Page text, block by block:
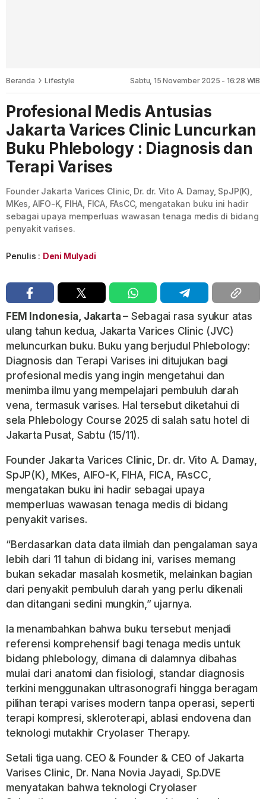
Beranda Lifestyle Sabtu, 15 November 2025 - 16:28 WIB
Profesional Medis Antusias
Jakarta Varices Clinic Luncurkan
Buku Phlebology : Diagnosis dan
Terapi Varises
Founder Jakarta Varices Clinic, Dr. dr. Vito A. Damay, SpJP(K),
MKes, AIFO-K, FIHA, FICA, FAsCC, mengatakan buku ini hadir
sebagai upaya memperluas wawasan tenaga medis di bidang
penyakit varises.
Penulis : Deni Mulyadi
FEM Indonesia, Jakarta– Sebagai rasa syukur atas
ulang tahun kedua, Jakarta Varices Clinic (JVC)
meluncurkan buku. Buku yang berjudul Phlebology:
Diagnosis dan Terapi Varises ini ditujukan bagi
profesional medis yang ingin mengetahui dan
menimba ilmu yang mempelajari pembuluh darah
vena, termasuk varises. Hal tersebut diketahui di
sela Phlebology Course 2025 di salah satu hotel di
Jakarta Pusat, Sabtu (15/11).
Founder Jakarta Varices Clinic, Dr. dr. Vito A. Damay,
SpJP(K), MKes, AIFO-K, FIHA, FICA, FAsCC,
mengatakan buku ini hadir sebagai upaya
memperluas wawasan tenaga medis di bidang
penyakit varises.
“Berdasarkan data data ilmiah dan pengalaman saya
lebih dari 11 tahun di bidang ini, varises memang
bukan sekadar masalah kosmetik, melainkan bagian
dari penyakit pembuluh darah yang perlu dikenali
dan ditangani sedini mungkin,” ujarnya.
Ia menambahkan bahwa buku tersebut menjadi
referensi komprehensif bagi tenaga medis untuk
bidang phlebology, dimana di dalamnya dibahas
mulai dari anatomi dan fisiologi, standar diagnosis
terkini menggunakan ultrasonografi hingga beragam
pilihan terapi varises modern tanpa operasi, seperti
terapi kompresi, skleroterapi, ablasi endovena dan
teknologi mutakhir Cryolaser Therapy.
Setali tiga uang. CEO & Founder & CEO of Jakarta
Varises Clinic, Dr. Nana Novia Jayadi, Sp.DVE
menyatakan bahwa teknologi Cryolaser